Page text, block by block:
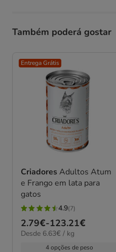
Também poderá gostar
Entrega Grátis
Criadores Adultos Atum
e Frango em lata para
gatos
4.9
estrelas
com
4.9(7)
Preço
de
2.79€-123.21€
6.63€
Desde 6.63€ / kg
4 opções de peso